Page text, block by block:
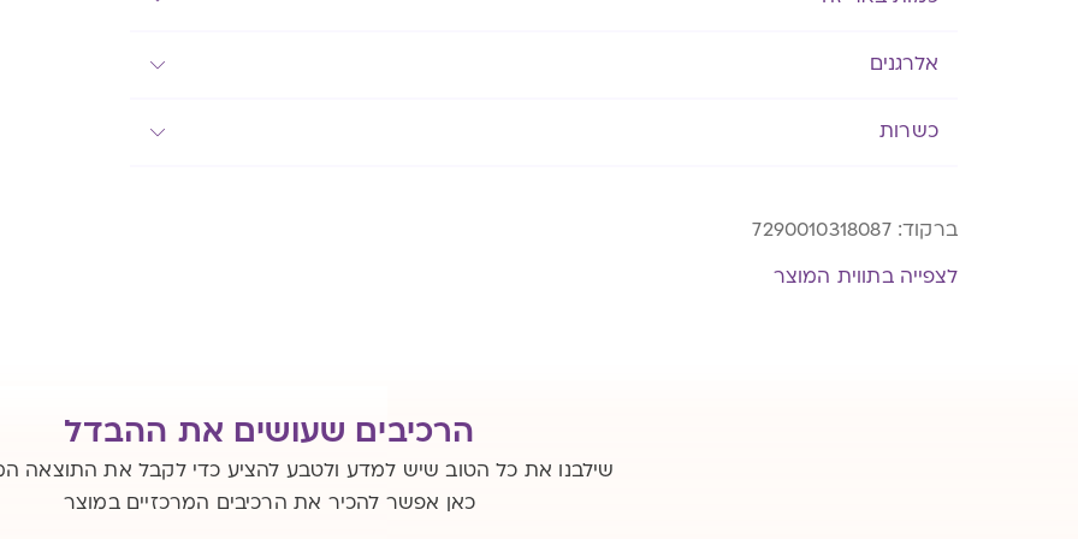
אלרגנים
כשרות
ברקוד:7290010318087
לצפייה בתווית המוצר
הרכיבים שעושים את ההבדל
שילבנו את כל הטוב שיש למדע ולטבע להציע כדי לקבל את התוצאה
כאן אפשר להכיר את הרכיבים המרכזיים במוצר